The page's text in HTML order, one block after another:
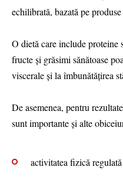
echilibrată, bazată pe
O dietă care include proteine
fructe și grăsimi sănătoase
viscerale și la îmbunătățirea
De asemenea, pentru
sunt importante și alte
activitatea fizică regulată